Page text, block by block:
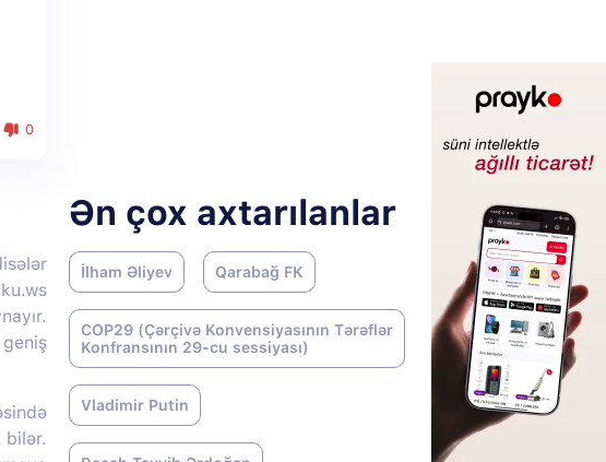
0
Ən çox axtarılanlar
İlham Əliyev Qarabağ FK
COP29 (Çərçivə Konvensiyasının Tərəflər
Konfransının 29-cu sessiyası)
Vladimir Putin